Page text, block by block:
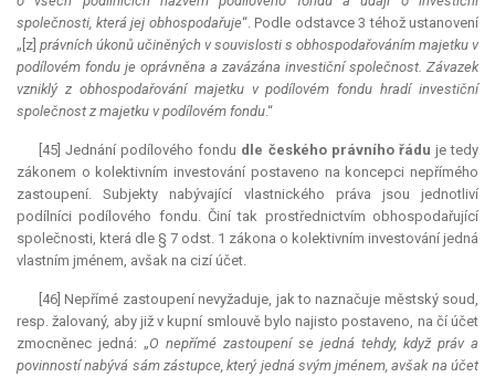
společnosti, která jej obhospodařuje“. Podle odstavce 3 téhož ustanovení
„[z] právních úkonů učiněných v souvislosti s obhospodařováním majetku v
podílovém fondu je oprávněna a zavázána investiční společnost. Závazek
vzniklý z obhospodařování majetku v podílovém fondu hradí investiční
společnost z majetku v podílovém fondu.“
[45] Jednání podílového fondu dle českého právního řádu je tedy
zákonem o kolektivním investování postaveno na koncepci nepřímého
zastoupení. Subjekty nabývající vlastnického práva jsou jednotliví
podílníci podílového fondu. Činí tak prostřednictvím obhospodařující
společnosti, která dle § 7 odst. 1 zákona o kolektivním investování jedná
vlastním jménem, avšak na cizí účet.
[46] Nepřímé zastoupení nevyžaduje, jak to naznačuje městský soud,
resp. žalovaný, aby již v kupní smlouvě bylo najisto postaveno, na čí účet
zmocněnec jedná: „O nepřímé zastoupení se jedná tehdy, když práv a
povinností nabývá sám zástupce, který jedná svým jménem, avšak na účet